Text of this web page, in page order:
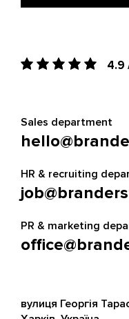
4.9
Sales department
HR & recruiting
PR & marketing
вулиця Георгія